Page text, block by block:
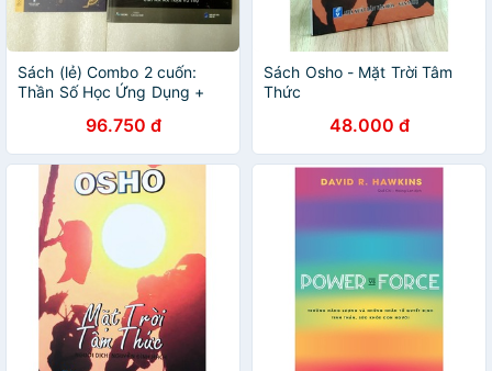
Sách (lẻ) Combo 2 cuốn:
Thần Số Học Ứng Dụng +
Trận Vũ Trụ96.750 đ
Sách Osho - Mặt Trời Tâm
Thức
48.000 đ